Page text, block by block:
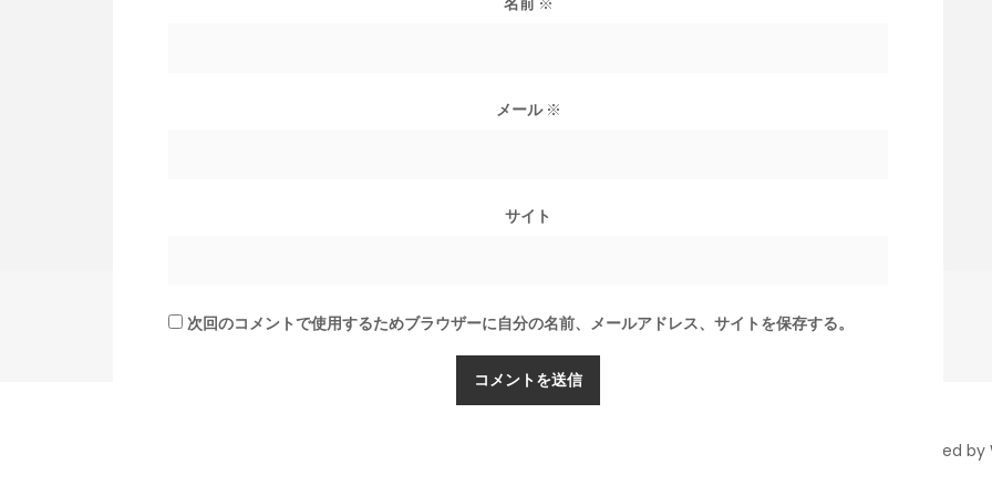
メール ※
サイト
次回のコメントで使用するためブラウザーに自分の名前、メールアドレス、サイトを保存する。
Proudly powered by